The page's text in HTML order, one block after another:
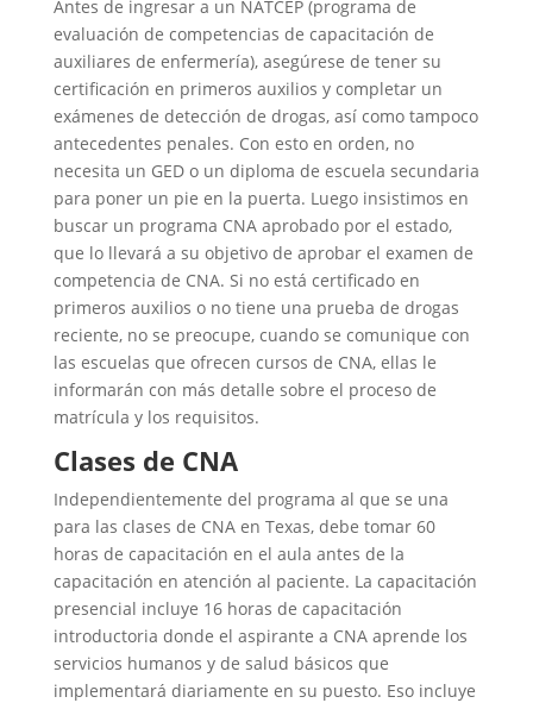
Antes de ingresar a un NATCEP (programa de
evaluación de competencias de capacitación de
auxiliares de enfermería), asegúrese de tener su
certificación en primeros auxilios y completar un
exámenes de detección de drogas, así como tampoco
antecedentes penales. Con esto en orden, no
necesita un GED o un diploma de escuela secundaria
para poner un pie en la puerta. Luego insistimos en
buscar un programa CNA aprobado por el estado,
que lo llevará a su objetivo de aprobar el examen de
competencia de CNA. Si no está certificado en
primeros auxilios o no tiene una prueba de drogas
reciente, no se preocupe, cuando se comunique con
las escuelas que ofrecen cursos de CNA, ellas le
informarán con más detalle sobre el proceso de
matrícula y los requisitos.
Clases de CNA
Independientemente del programa al que se una
para las clases de CNA en Texas, debe tomar 60
horas de capacitación en el aula antes de la
capacitación en atención al paciente. La capacitación
presencial incluye 16 horas de capacitación
introductoria donde el aspirante a CNA aprende los
servicios humanos y de salud básicos que
implementará diariamente en su puesto. Eso incluye